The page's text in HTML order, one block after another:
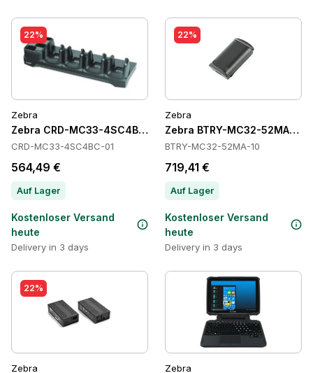
22%
Zebra
Zebra CRD-MC33-4SC4BC-01 Cradles
CRD-MC33-4SC4BC-01
564,49 €
Auf Lager
Kostenloser Versand
heute
Delivery in 3 days
22%
Zebra
Zebra BTRY-MC32-52MA-10
BTRY-MC32-52MA-10
719,41 €
Auf Lager
Kostenloser Versand
heute
Delivery in 3 days
22%
Zebra Zebra